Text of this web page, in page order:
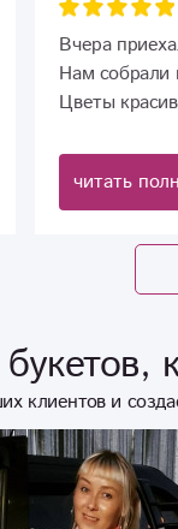
Вчера
Нам собрали
Цветы
всем)
читать
и